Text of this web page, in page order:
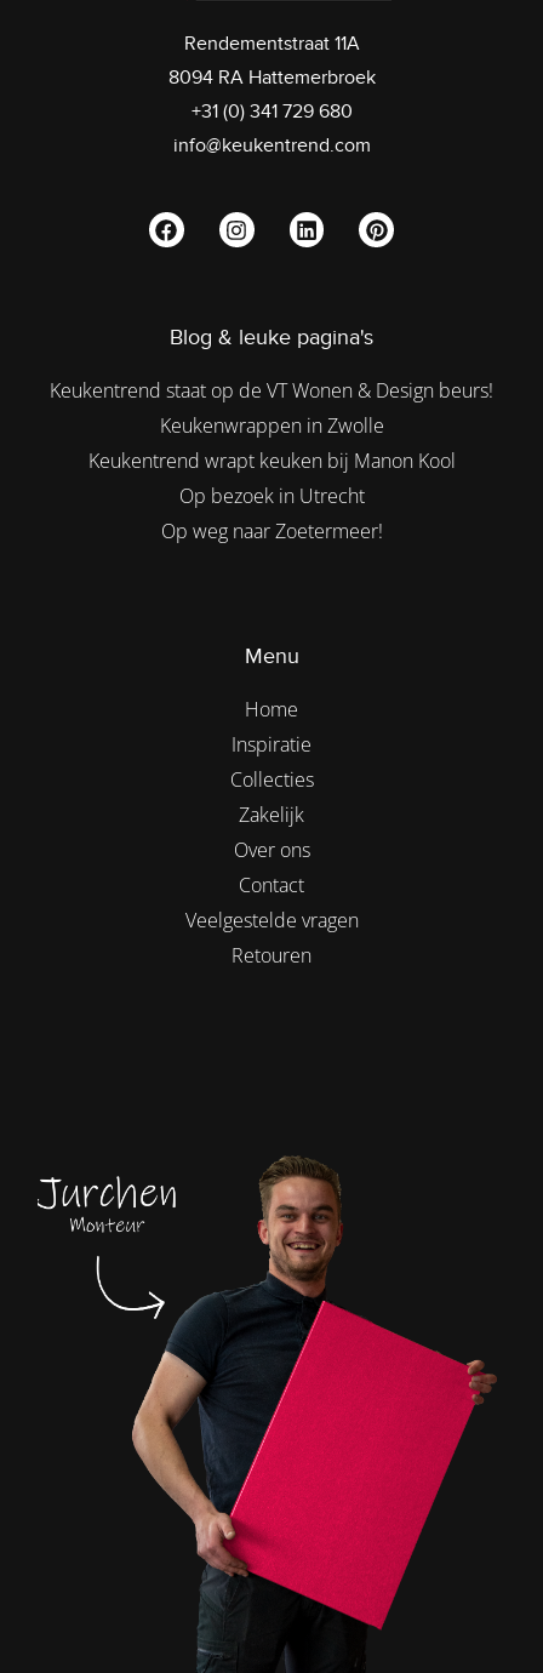
Rendementstraat 11A
8094 RA Hattemerbroek
+31 (0) 341 729 680
info@keukentrend.com
Blog & leuke pagina's
Keukentrend staat op de VT Wonen & Design beurs!
Keukenwrappen in Zwolle
Keukentrend wrapt keuken bij Manon Kool
Op bezoek in Utrecht
Op weg naar Zoetermeer!
Menu
Home
Inspiratie
Collecties
Zakelijk
Over ons
Contact
Veelgestelde vragen
Retouren